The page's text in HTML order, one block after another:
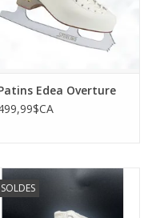
Edea Overture
SOLDES